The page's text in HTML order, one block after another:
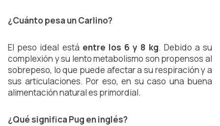
¿Cuánto pesa un Carlino?
El peso ideal está entre los 6 y 8 kg. Debido a su
complexión y su lento metabolismo son propensos al
sobrepeso, lo que puede afectar a su respiración y a
sus articulaciones. Por eso, en su caso una buena
alimentación natural es primordial.
¿Qué significa Pug en inglés?